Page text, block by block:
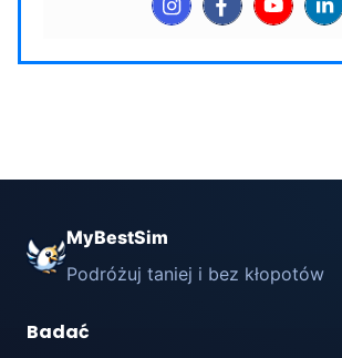
MyBestSim
Podróżuj taniej i bez kłopotów
Badać